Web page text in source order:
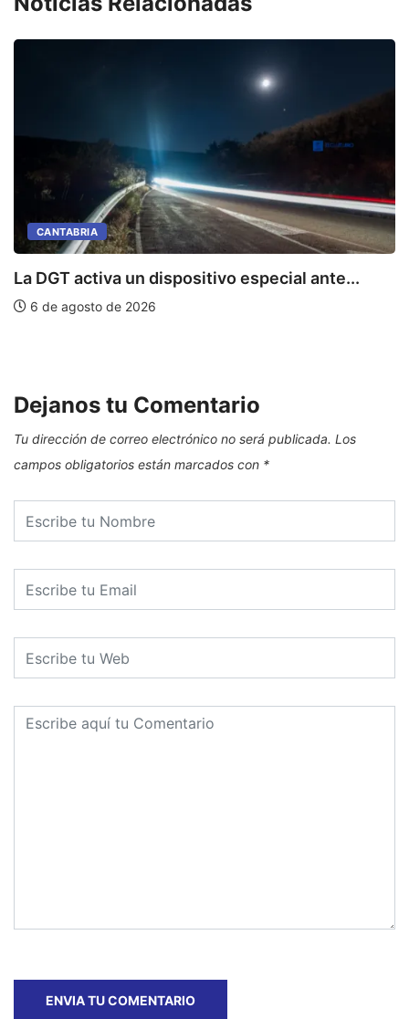
CANTABRIA
La DGT activa un dispositivo especial ante...
6 de agosto de 2026
Dejanos tu Comentario
Tu dirección de correo electrónico no será publicada. Los
campos obligatorios están marcados con *